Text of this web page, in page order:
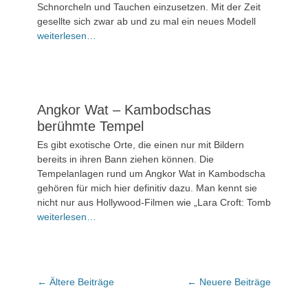
Kommentieren
Schnorcheln und Tauchen einzusetzen. Mit der Zeit
gesellte sich zwar ab und zu mal ein neues Modell
weiterlesen…
Angkor Wat – Kambodschas
berühmte Tempel
Veröffentlicht
am
2.
April
1
Kommentar
Es gibt exotische Orte, die einen nur mit Bildern
bereits in ihren Bann ziehen können. Die
Tempelanlagen rund um Angkor Wat in Kambodscha
gehören für mich hier definitiv dazu. Man kennt sie
nicht nur aus Hollywood-Filmen wie „Lara Croft: Tomb
weiterlesen…
Beitrags-
← Ältere Beiträge ← Neuere Beiträge